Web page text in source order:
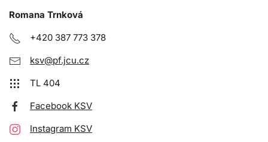
Romana Trnková
+420 387 773 378
ksv@pf.jcu.cz
TL 404
Facebook KSV
Instagram KSV